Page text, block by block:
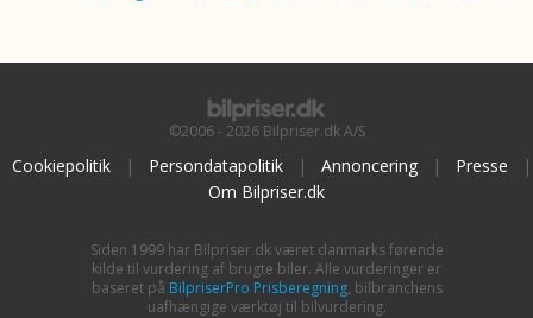
©2006 - 2026 Bilpriser.dk A/S
Cookiepolitik | Persondatapolitik | Annoncering | Presse
|
Om Bilpriser.dk
Siden 1999 har Bilpriser.dk været danmarks førende
kilde til vurdering af brugte biler. Alle vurderinger er
baseret på BilpriserPro Prisberegning, bilbranchens
uafhængige værktøj til bilvurdering.